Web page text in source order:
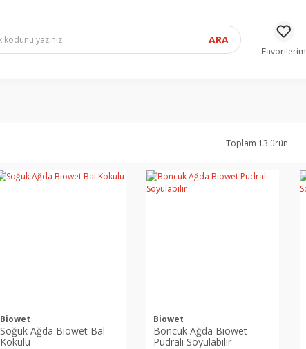
ARA
Favorilerim
Toplam 13 ürün
Biowet
Soğuk Ağda Biowet Bal
Kokulu
Biowet
Boncuk Ağda Biowet
Pudralı Soyulabilir